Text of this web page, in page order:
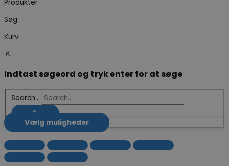
Produkter
Søg
Kurv
Indtast søgeord og tryk enter for at søge
Search...
Vælg muligheder